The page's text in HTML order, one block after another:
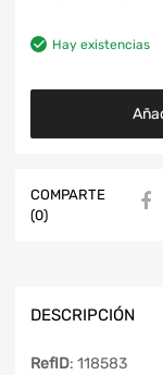
Hay existencias
COMPARTE
(0)
DESCRIPCIÓN
RefID: 118583